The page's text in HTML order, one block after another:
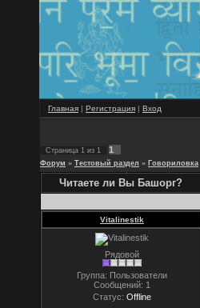
Главная | Регистрация | Вход
Страница 1 из 1 1
Форум » Тестовый раздел » Говориловка
Читаете ли Вы Башорг?
Vitalinestik
Рядовой
Группа: Пользователи
Сообщений: 1
Статус: Offline